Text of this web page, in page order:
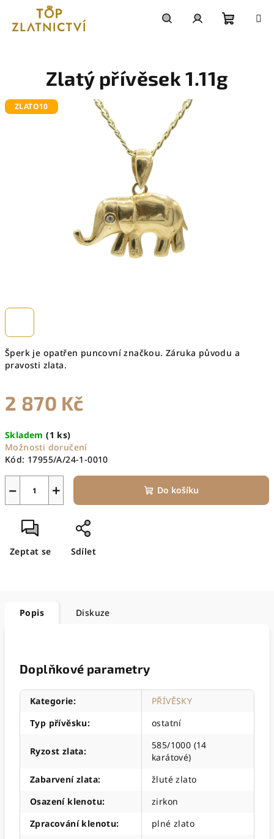
obsah
košík
Šperk je opatřen puncovní značkou. Záruka původu a
pravosti zlata.
2 870 Kč
cena:
Skladem(1 ks)
Možnosti doručení
Kód: 17955/A/24-1-0010
+
− Do košíku
Zeptat se Sdílet
Zlatý přívěsek 1.11g
ZLATO10
Popis Diskuze
Doplňkové parametry
Kategorie:
PŘÍVĚSKY
Typ přívěsku: ostatní
Ryzost zlata:
585/1000 (14
karátové)
Zabarvení zlata:
žluté zlato
Osazení klenotu:
zirkon
Zpracování klenotu:
plné zlato